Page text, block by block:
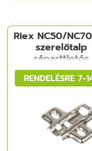
RENDELÉSRE 7-
Riex NC50/
szerelőtalp
ráparttintós
pánthoz,